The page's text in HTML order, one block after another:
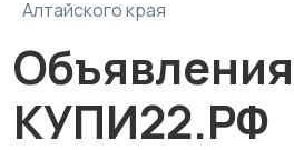
Алтайского края
КУПИ22.РФ